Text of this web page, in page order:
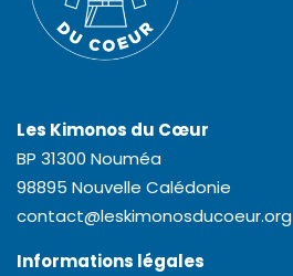
Les Kimonos du Cœur
BP 31300 Nouméa
98895 Nouvelle Calédonie
contact@leskimonosducoeur.org
Informations légales